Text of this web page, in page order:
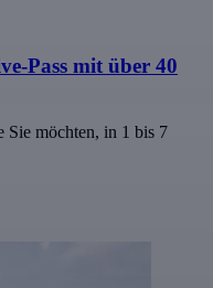
Pass mit über 40
Sie möchten, in 1 bis 7